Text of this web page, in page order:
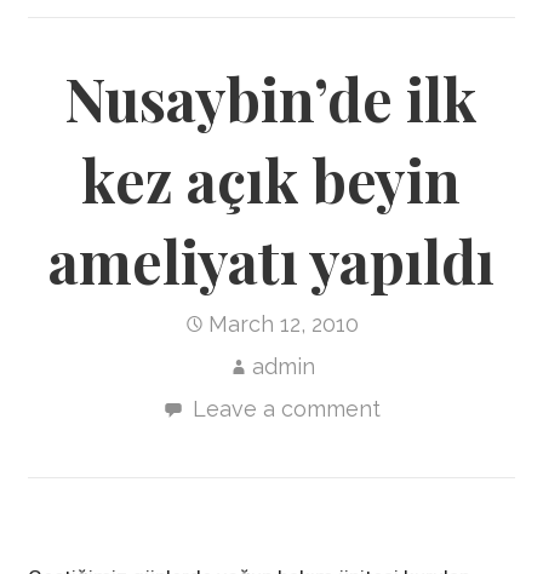
Nusaybin’de ilk
kez açık beyin
ameliyatı yapıldı
March 12, 2010
admin
Leave a comment